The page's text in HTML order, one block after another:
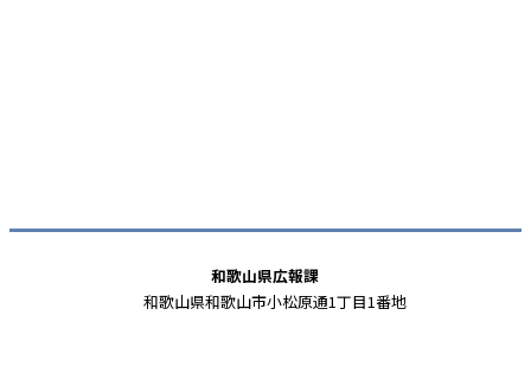
和歌山県広報課
和歌山県和歌山市小松原通1丁目1番地